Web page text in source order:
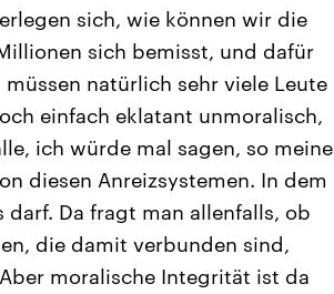
sich, wie können wir die
sich bemisst, und dafür
natürlich sehr viele Leute
einfach eklatant unmoralisch,
ich würde mal sagen, so meine
diesen Anreizsystemen. In dem
Da fragt man allenfalls, ob
die damit verbunden sind,
moralische Integrität ist da